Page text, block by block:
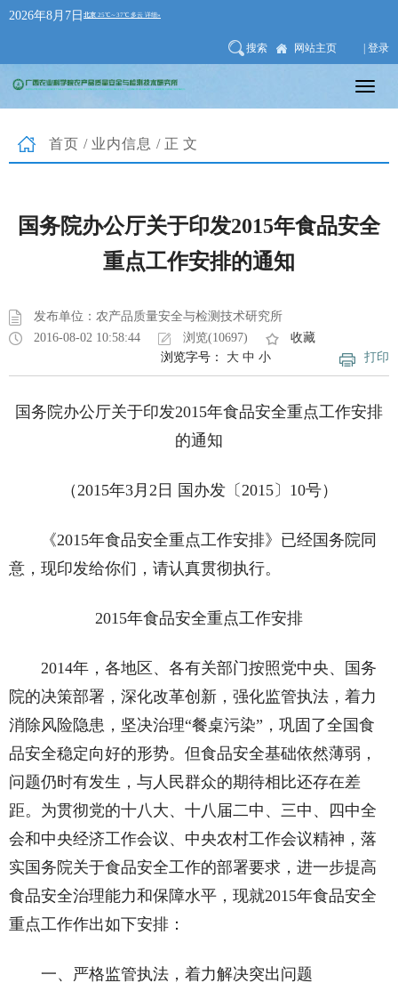
2026年8月7日
搜索 网站主页 | 登录
首页 / 业内信息 /正文
国务院办公厅关于印发2015年食品安全
重点工作安排的通知
发布单位：农产品质量安全与检测技术研究所
2016-08-02 10:58:44
浏览(10697)
收藏
打印
浏览字号： 大 中 小
国务院办公厅关于印发2015年食品安全重点工作安排
的通知
（2015年3月2日 国办发〔2015〕10号）
《2015年食品安全重点工作安排》已经国务院同
意，现印发给你们，请认真贯彻执行。
2015年食品安全重点工作安排
2014年，各地区、各有关部门按照党中央、国务
院的决策部署，深化改革创新，强化监管执法，着力
消除风险隐患，坚决治理“餐桌污染”，巩固了全国食
品安全稳定向好的形势。但食品安全基础依然薄弱，
问题仍时有发生，与人民群众的期待相比还存在差
距。为贯彻党的十八大、十八届二中、三中、四中全
会和中央经济工作会议、中央农村工作会议精神，落
实国务院关于食品安全工作的部署要求，进一步提高
食品安全治理能力和保障水平，现就2015年食品安全
重点工作作出如下安排：
一、严格监管执法，着力解决突出问题